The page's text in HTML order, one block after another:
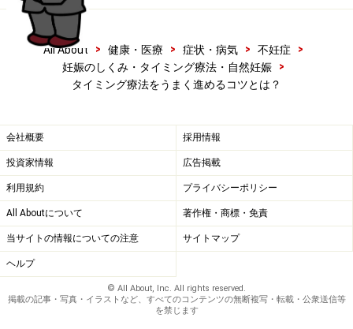
All About > 健康・医療 > 症状・病気 > 不妊症
>
妊娠のしくみ・タイミング療法・自然妊娠
>
タイミング療法をうまく進めるコツとは？
会社概要 採用情報
投資家情報 広告掲載
利用規約 プライバシーポリシー
All Aboutについて 著作権・商標・免責
当サイトの情報についての注意 サイトマップ
ヘルプ
© All About, Inc. All rights reserved.
掲載の記事・写真・イラストなど、すべてのコンテンツの無断複写・転載・公衆送信等
を禁じます